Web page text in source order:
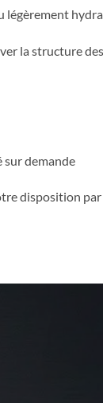
légèrement
la structure
sur demande
disposition